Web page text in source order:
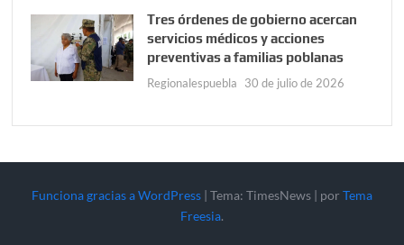
Tres órdenes de gobierno acercan
servicios médicos y acciones
preventivas a familias poblanas
Regionalespuebla 30 de julio de 2026
Funciona gracias a WordPress | Tema: TimesNews | por Tema
Freesia.